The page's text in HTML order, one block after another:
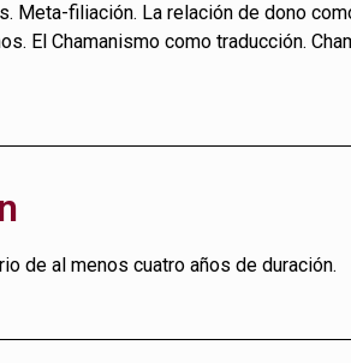
Meta-filiación. La relación de dono
El Chamanismo como traducción.
de al menos cuatro años de duración.